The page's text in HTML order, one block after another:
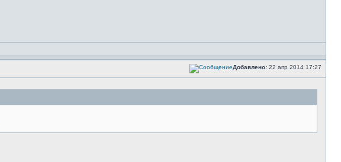
Добавлено: 22 апр 2014 17:27